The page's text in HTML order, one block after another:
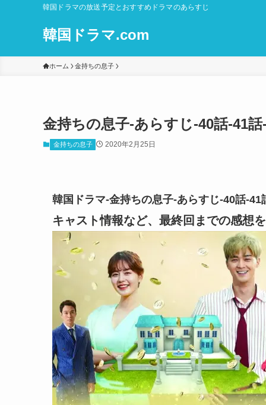
韓国ドラマの放送予定とおすすめドラマのあらすじ
韓国ドラマ.com
ホーム 金持ちの息子
金持ちの息子-あらすじ-40話-41
金持ちの息子 2020年2月25日
韓国ドラマ-金持ちの息子-あらすじ-40話-
キャスト情報など、最終回までの感想